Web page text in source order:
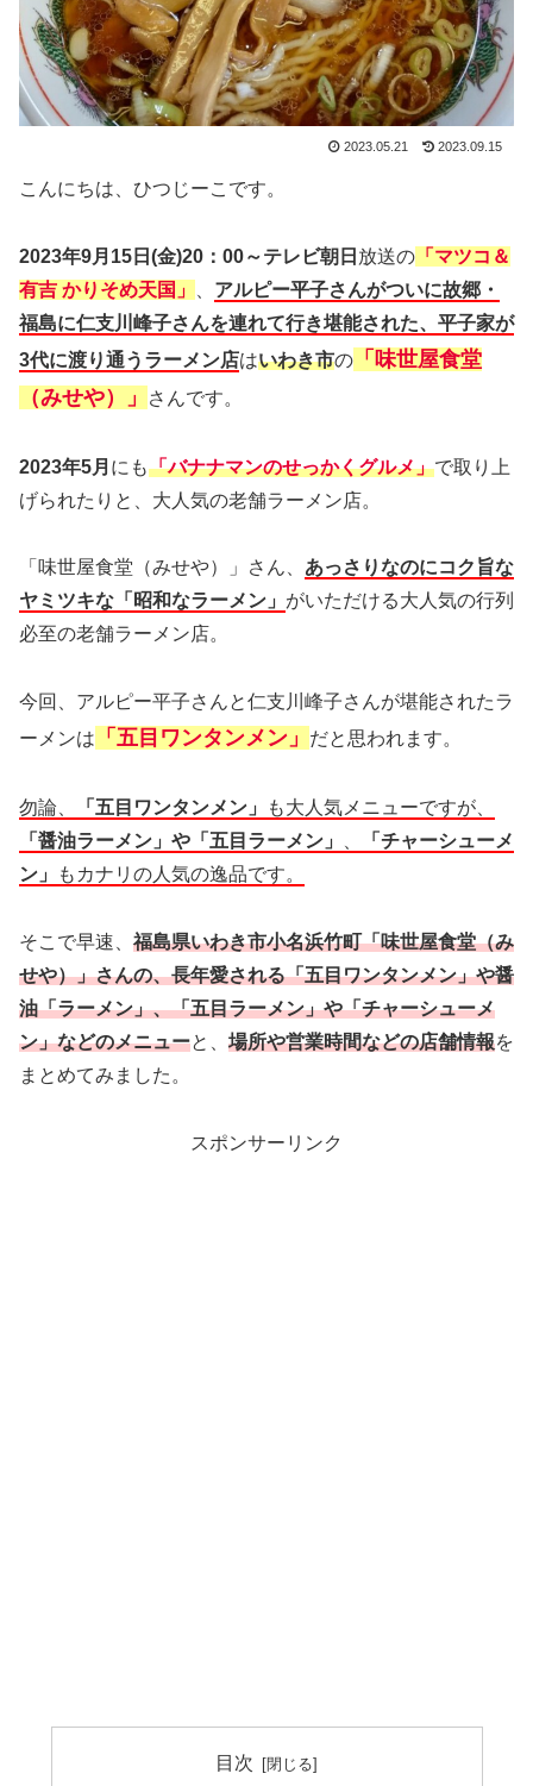
2023.05.21 2023.09.15
こんにちは、ひつじーこです。
2023年9月15日(金)20：00～テレビ朝日 放送の 「マツコ＆
有吉 かりそめ天国」
アルピー平子さんがついに故郷・
福島に仁支川峰子さんを連れて行き堪能された、平子家が
3代に渡り通うラーメン店はいわき市の 「味世屋食堂
（みせや）」
さんです。
2023年5月 にも「バナナマンのせっかくグルメ」で取り上
げられたりと、大人気の老舗ラーメン店。
「味世屋食堂（みせや）」さん、 あっさりなのにコク旨な
ヤミツキな「昭和なラーメン」 がいただける大人気の行列
必至の老舗ラーメン店。
今回、アルピー平子さんと仁支川峰子さんが堪能されたラ
ーメンは
「五目ワンタンメン」 だと思われます。
勿論、 「五目ワンタンメン」
も大人気メニューですが、
「醤油ラーメン」や 「五目ラーメン」
「チャーシューメ
ン」
もカナリの人気の逸品です。
そこで早速、 福島県いわき市小名浜竹町「味世屋食堂（み
せや）」さんの、長年愛される「五目ワンタンメン」や醤
油「ラーメン」、「五目ラーメン」や「チャーシューメ
ン」などのメニューと、 場所や営業時間などの店舗情報を
まとめてみました。
スポンサーリンク
目次